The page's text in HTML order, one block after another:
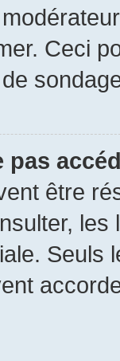
Ceci
être
Seuls